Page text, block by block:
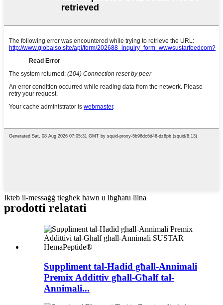
Ikteb il-messaġġ tiegħek hawn u ibgħatu lilna
prodotti relatati
Suppliment tal-Ħadid għall-Annimali
Premix Addittiv għall-Għalf tal-
Annimali...